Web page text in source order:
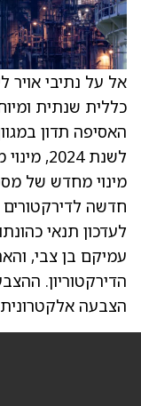
אל על נתיבי אויר
האסיפה תדון
לשנת
מינוי מחדש של
חדשה לדירקטורים
לעדכון תנאי
עמיקם בן צבי,
הדירקטוריון.
הצבעה